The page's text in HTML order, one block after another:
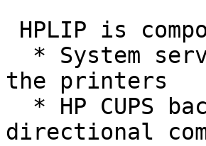
the printers
directional